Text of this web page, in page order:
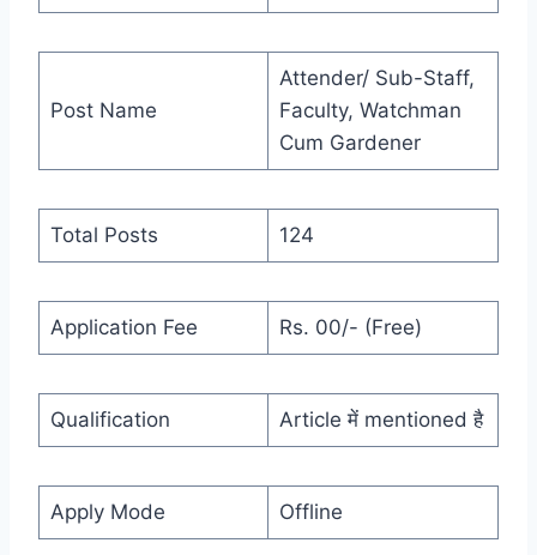
Post Name
Attender/ Sub-Staff,
Faculty, Watchman
Cum Gardener
Total Posts 124
Application Fee Rs. 00/- (Free)
Qualification Article में mentioned है
Apply Mode Offline